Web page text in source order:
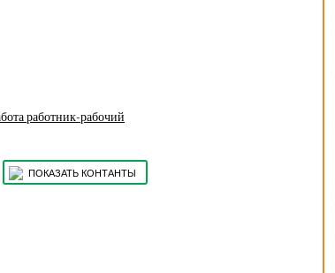
работник-рабочий
ПОКАЗАТЬ КОНТАНТЫ